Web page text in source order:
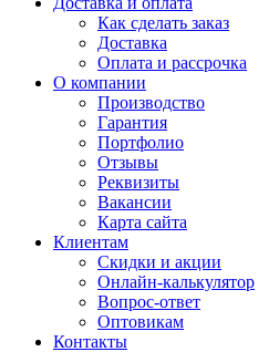
Как сделать заказ
Доставка
Оплата и рассрочка
О компании
Производство
Гарантия
Портфолио
Отзывы
Реквизиты
Вакансии
Карта сайта
Клиентам
Скидки и акции
Онлайн-калькулятор
Вопрос-ответ
Оптовикам
Контакты